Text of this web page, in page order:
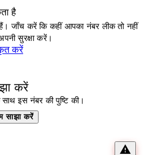
है
जाँच करें कि कहीं आपका नंबर लीक तो नहीं
सुरक्षा करें।
करें
करें
इस नंबर की पुष्टि की।
साझा करें